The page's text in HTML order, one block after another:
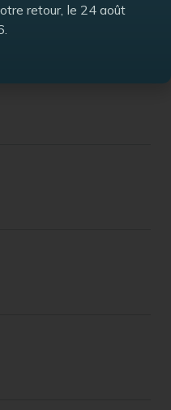
retour, le 24 août